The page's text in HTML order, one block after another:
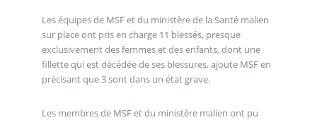
Les équipes de MSF et du ministère de la Santé malien
sur place ont pris en charge 11 blessés, presque
exclusivement des femmes et des enfants, dont une
fillette qui est décédée de ses blessures, ajoute MSF en
précisant que 3 sont dans un état grave.
Les membres de MSF et du ministère malien ont pu